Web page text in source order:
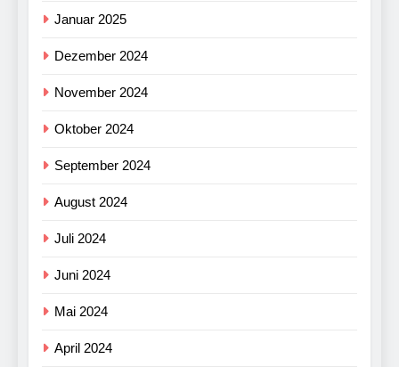
Januar 2025
Dezember 2024
November 2024
Oktober 2024
September 2024
August 2024
Juli 2024
Juni 2024
Mai 2024
April 2024